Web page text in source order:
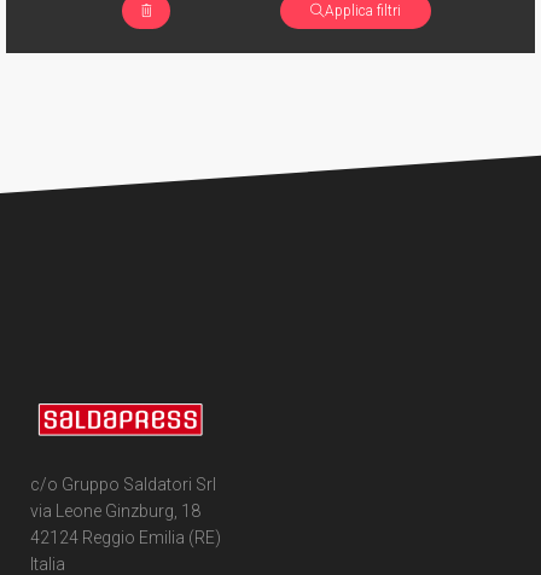
Applica filtri
c/o Gruppo Saldatori Srl
via Leone Ginzburg, 18
42124 Reggio Emilia (RE)
Italia